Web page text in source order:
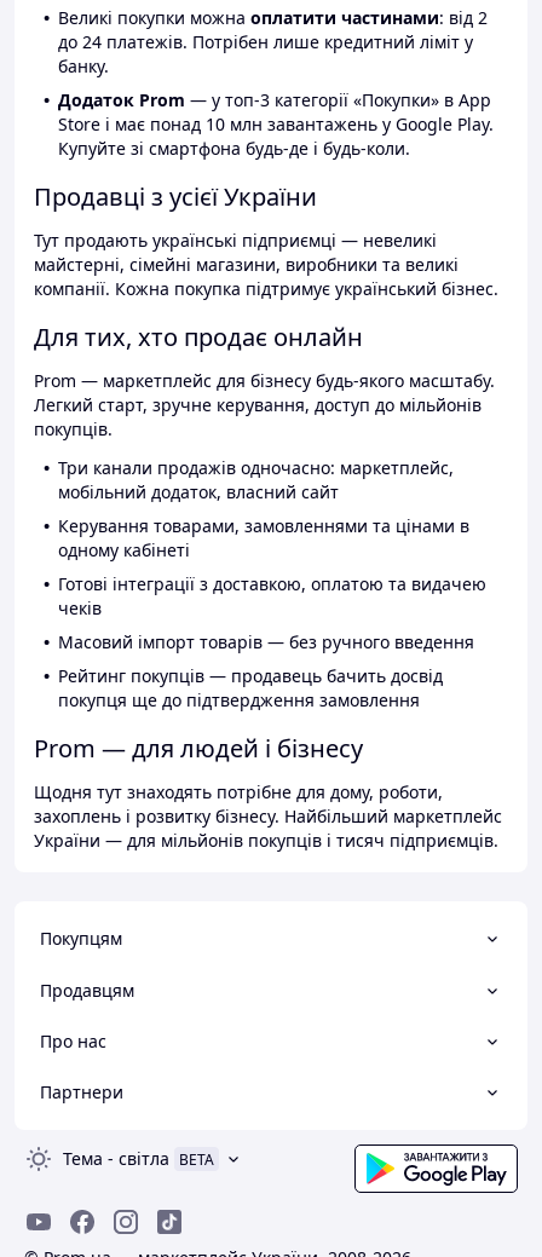
Великі покупки можна оплатити частинами: від 2
до 24 платежів. Потрібен лише кредитний ліміт у
банку.
Додаток Prom — у топ-3 категорії «Покупки» в App
Store і має понад 10 млн завантажень у Google Play.
Купуйте зі смартфона будь-де і будь-коли.
Продавці з усієї України
Тут продають українські підприємці — невеликі
майстерні, сімейні магазини, виробники та великі
компанії. Кожна покупка підтримує український бізнес.
Для тих, хто продає онлайн
Prom — маркетплейс для бізнесу будь-якого масштабу.
Легкий старт, зручне керування, доступ до мільйонів
покупців.
Три канали продажів одночасно: маркетплейс,
мобільний додаток, власний сайт
Керування товарами, замовленнями та цінами в
одному кабінеті
Готові інтеграції з доставкою, оплатою та видачею
чеків
Масовий імпорт товарів — без ручного введення
Рейтинг покупців — продавець бачить досвід
покупця ще до підтвердження замовлення
Prom — для людей і бізнесу
Щодня тут знаходять потрібне для дому, роботи,
захоплень і розвитку бізнесу. Найбільший маркетплейс
України — для мільйонів покупців і тисяч підприємців.
Покупцям
Продавцям
Про нас
Партнери
Тема - світла BETA